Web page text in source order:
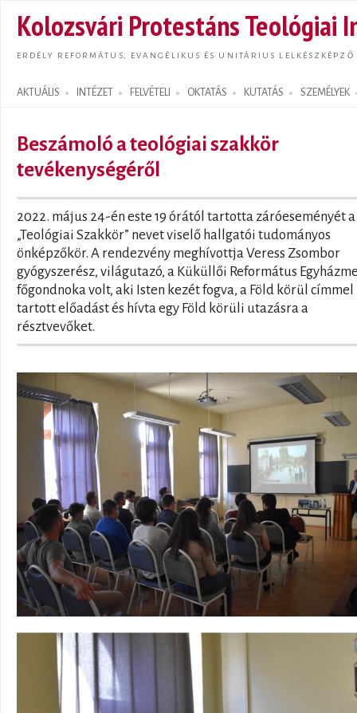
Kolozsvári Protestáns Teológiai
ERDÉLY REFORMÁTUS, EVANGÉLIKUS ÉS UNITÁRIUS LELKÉSZKÉPZŐ
AKTUÁLIS INTÉZET FELVÉTELI OKTATÁS KUTATÁS SZEMÉLYEK
Search form
Beszámoló a teológiai szakkör
tevékenységéről
2022. május 24-én este 19 órától tartotta záróeseményét a
„Teológiai Szakkör” nevet viselő hallgatói tudományos
önképzőkör. A rendezvény meghívottja Veress Zsombor
gyógyszerész, világutazó, a Küküllői Református
főgondnoka volt, aki Isten kezét fogva, a Föld körül címmel
tartott előadást és hívta egy Föld körüli utazásra a
résztvevőket.